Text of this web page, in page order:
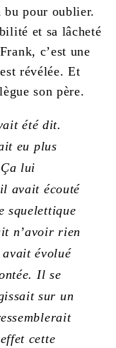
bu pour oublier.
et sa lâcheté
c’est une
révélée. Et
son père.
été dit.
eu plus
lui
avait écouté
squelettique
n’avoir rien
avait évolué
Il se
sur un
cette